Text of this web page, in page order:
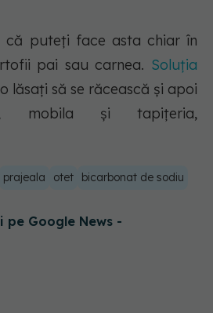
că puteți face asta chiar în
pai sau carnea. Soluția
lăsați să se răcească și apoi
mobila și tapițeria,
prajeala otet bicarbonat de sodiu
pe Google News -